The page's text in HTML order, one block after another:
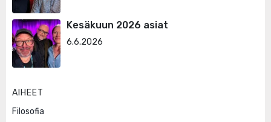
Kesäkuun 2026 asiat
6.6.2026
AIHEET
Filosofia